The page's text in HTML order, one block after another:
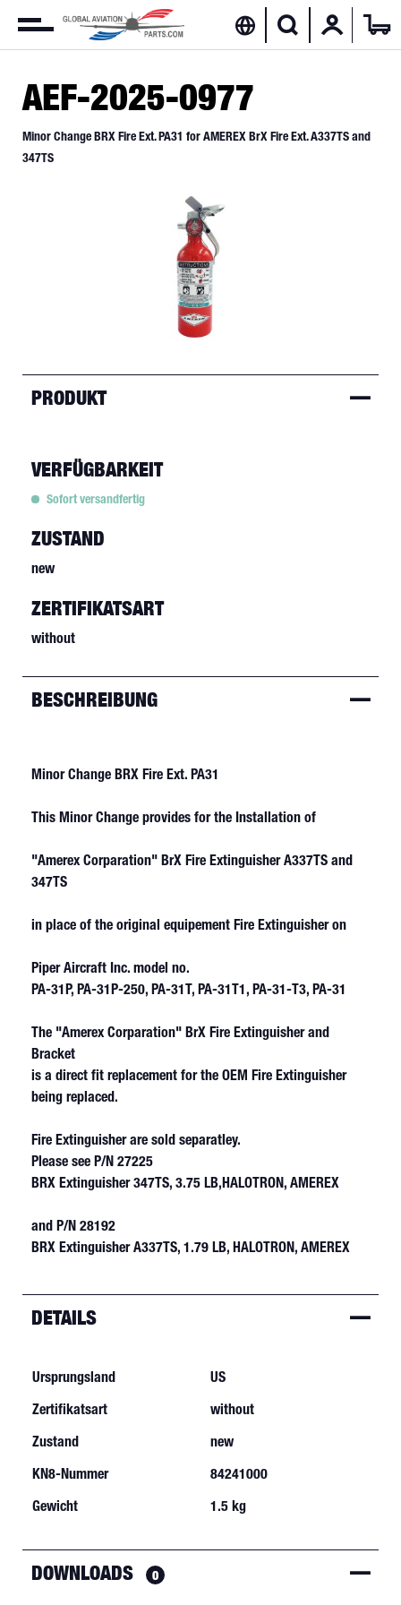
AEF-2025-0977
Minor Change BRX Fire Ext. PA31 for AMEREX BrX Fire Ext. A337TS and
347TS
PRODUKT
VERFÜGBARKEIT
Sofort versandfertig
ZUSTAND
new
ZERTIFIKATSART
without
BESCHREIBUNG
Minor Change BRX Fire Ext. PA31
This Minor Change provides for the Installation of
"Amerex Corparation" BrX Fire Extinguisher A337TS and
347TS
in place of the original equipement Fire Extinguisher on
Piper Aircraft Inc. model no.
PA-31P, PA-31P-250, PA-31T, PA-31T1, PA-31-T3, PA-31
The "Amerex Corparation" BrX Fire Extinguisher and
Bracket
is a direct fit replacement for the OEM Fire Extinguisher
being replaced.
Fire Extinguisher are sold separatley.
Please see P/N 27225
BRX Extinguisher 347TS, 3.75 LB,HALOTRON, AMEREX
and P/N 28192
BRX Extinguisher A337TS, 1.79 LB, HALOTRON, AMEREX
DETAILS
Ursprungsland
US
Zertifikatsart
without
Zustand
new
KN8-Nummer
84241000
Gewicht
1.5 kg
DOWNLOADS 0